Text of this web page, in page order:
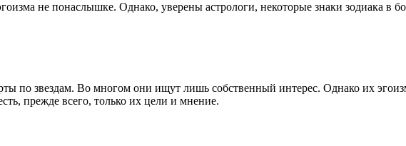
не понаслышке. Однако, уверены астрологи, некоторые знаки зодиака в
по звездам. Во многом они ищут лишь собственный интерес. Однако их
прежде всего, только их цели и мнение.